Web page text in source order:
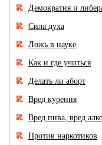
Демократия и
Сила духа
Ложь в науке
Как и где учиться
Делать ли аборт
Вред курения
Вред пива, вред
Против наркотиков